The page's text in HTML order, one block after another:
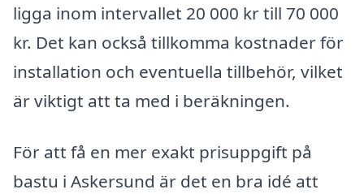
ligga inom intervallet 20 000 kr till 70 000
kr. Det kan också tillkomma kostnader för
installation och eventuella tillbehör, vilket
är viktigt att ta med i beräkningen.
För att få en mer exakt prisuppgift på
bastu i Askersund är det en bra idé att